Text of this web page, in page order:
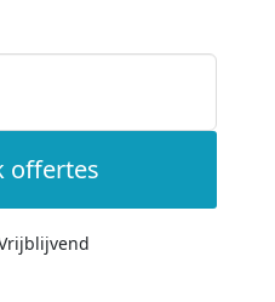
offertes